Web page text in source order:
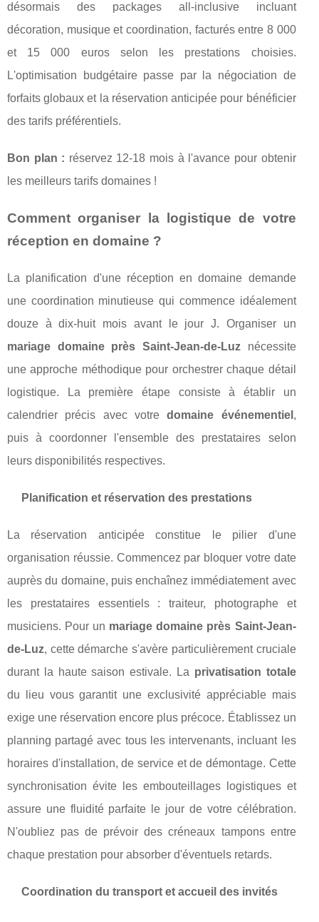
désormais des packages all-inclusive incluant
décoration, musique et coordination, facturés entre 8 000
et 15 000 euros selon les prestations choisies.
L'optimisation budgétaire passe par la négociation de
forfaits globaux et la réservation anticipée pour bénéficier
des tarifs préférentiels.
Bon plan : réservez 12-18 mois à l'avance pour obtenir
les meilleurs tarifs domaines !
Comment organiser la logistique de votre
réception en domaine ?
La planification d'une réception en domaine demande
une coordination minutieuse qui commence idéalement
douze à dix-huit mois avant le jour J. Organiser un
mariage domaine près Saint-Jean-de-Luznécessite
une approche méthodique pour orchestrer chaque détail
logistique. La première étape consiste à établir un
calendrier précis avec votredomaine événementiel ,
puis à coordonner l'ensemble des prestataires selon
leurs disponibilités respectives.
Planification et réservation des prestations
La réservation anticipée constitue le pilier d'une
organisation réussie. Commencez par bloquer votre date
auprès du domaine, puis enchaînez immédiatement avec
les prestataires essentiels : traiteur, photographe et
musiciens. Pour un mariage domaine près Saint-Jean-
de-Luz, cette démarche s'avère particulièrement cruciale
durant la haute saison estivale. La privatisation totale
du lieu vous garantit une exclusivité appréciable mais
exige une réservation encore plus précoce. Établissez un
planning partagé avec tous les intervenants, incluant les
horaires d'installation, de service et de démontage. Cette
synchronisation évite les embouteillages logistiques et
assure une fluidité parfaite le jour de votre célébration.
N'oubliez pas de prévoir des créneaux tampons entre
chaque prestation pour absorber d'éventuels retards.
Coordination du transport et accueil des invités